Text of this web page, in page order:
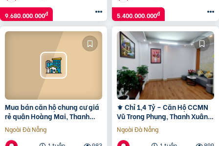
9.680.000.000đ 5.400.000.000đ
Mua bán căn hộ chung cư giá
rẻ quận Hoàng Mai, Thanh
Xuân, Hà Nội T01/2025
Ngoài Đà Nẵng
⚜️ Chỉ 1,4 Tỷ – Căn Hộ CCMN
Vũ Trọng Phụng, Thanh Xuân,
42m2 1PN+1PK⚜️
Ngoài Đà Nẵng